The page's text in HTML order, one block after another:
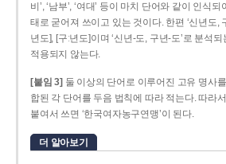
비’, ‘남부’, ‘여대’ 등이 마치 단어와 같이 인식
태로 굳어져 쓰이고 있는 것이다. 한편 ‘신년도,
년도], [구ː년도]이며 ‘신년­-도, 구년-­도’로 분석
적용되지 않는다.
[붙임 3] 둘 이상의 단어로 이루어진 고유 명사
합된 각 단어를 두음 법칙에 따라 적는다. 따라
붙여서 쓰면 ‘한국여자농구연맹’이 된다.
더 알아보기